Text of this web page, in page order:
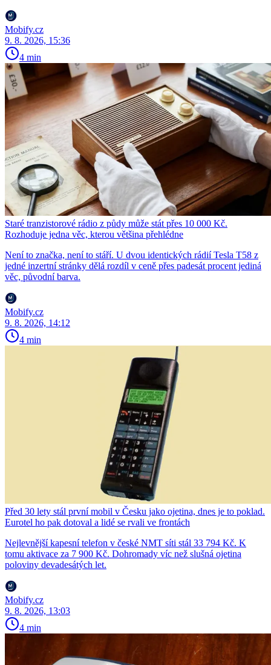
Mobify.cz
9. 8. 2026, 15:36
4 min
Staré tranzistorové rádio z půdy může stát přes 10 000 Kč.
Rozhoduje jedna věc, kterou většina přehlédne
Není to značka, není to stáří. U dvou identických rádií Tesla T58 z
jedné inzertní stránky dělá rozdíl v ceně přes padesát procent jediná
věc, původní barva.
Mobify.cz
9. 8. 2026, 14:12
4 min
Před 30 lety stál první mobil v Česku jako ojetina, dnes je to poklad.
Eurotel ho pak dotoval a lidé se rvali ve frontách
Nejlevnější kapesní telefon v české NMT síti stál 33 794 Kč. K
tomu aktivace za 7 900 Kč. Dohromady víc než slušná ojetina
poloviny devadesátých let.
Mobify.cz
9. 8. 2026, 13:03
4 min